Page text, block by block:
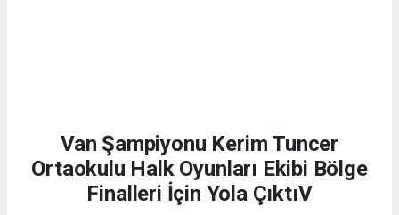
Van Şampiyonu Kerim Tuncer
Ortaokulu Halk Oyunları Ekibi Bölge
Finalleri İçin Yola ÇıktıV